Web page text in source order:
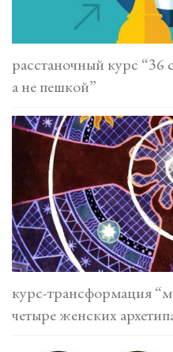
расстаночный курс “36
а не пешкой”
курс-трансформация
четыре женских